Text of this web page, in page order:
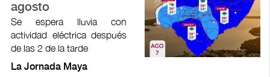
agosto
Se espera lluvia con
actividad eléctrica después
de las 2 de la tarde
La Jornada Maya